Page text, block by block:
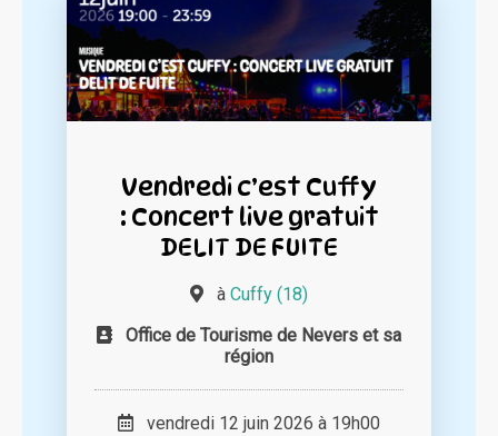
Vendredi c’est Cuffy
: Concert live gratuit
DELIT DE FUITE
à Cuffy (18)
Office de Tourisme de Nevers et sa
région
vendredi 12 juin 2026 à 19h00